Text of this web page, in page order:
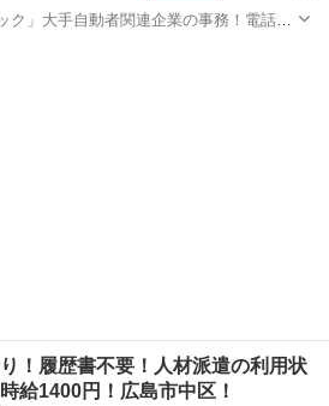
ク」大手自動者関連企業の事務！電話対
！履歴書不要！人材派遣の利用状
給1400円！広島市中区！